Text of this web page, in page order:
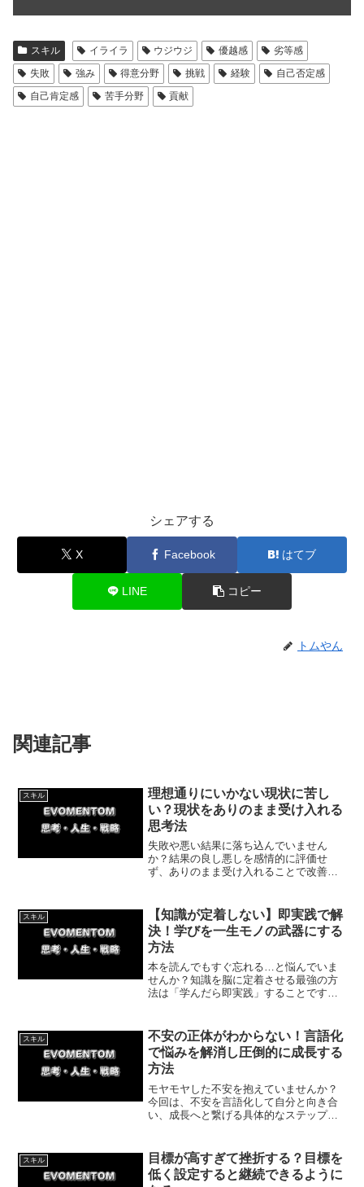
スキル イライラ ウジウジ 優越感
劣等感
失敗
強み 得意分野 挑戦 経験
自己否定感
自己肯定感
苦手分野 貢献
シェアする
X Facebook はてブ
LINE コピー
トムやん
関連記事
スキル
理想通りにいかない現状に苦し
い？現状をありのまま受け入れる
思考法
失敗や悪い結果に落ち込んでいません
か？結果の良し悪しを感情的に評価せ
ず、ありのまま受け入れることで改善ス
加速させる具体的な思考法とアプローチ
を分かりやすく解説します。
スキル
【知識が定着しない】即実践で解
決！学びを一生モノの武器にする
方法
本を読んでもすぐ忘れる…と悩んでいま
せんか？知識を脳に定着させる最強の方
法は「学んだら即実践」することです。
プット法を解説。学ぶだけで終わらせな
い自分になりましょう！
スキル
不安の正体がわからない！言語化
で悩みを解消し圧倒的に成長する
方法
モヤモヤした不安を抱えていませんか？
今回は、不安を言語化して自分と向き合
い、成長へと繋げる具体的なステップを
不安を味方につけて、新しい自分に出会
いましょう！
スキル
目標が高すぎて挫折する？目標を
低く設定すると継続できるように